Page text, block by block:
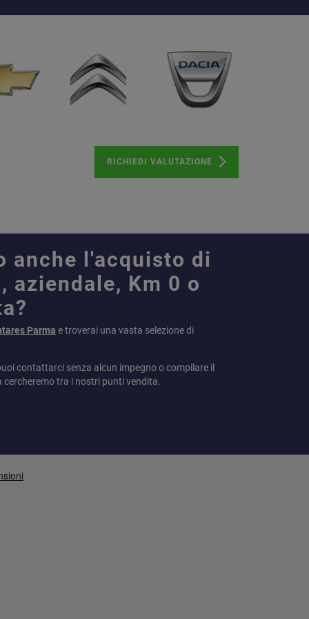
RICHIEDI VALUTAZIONE
anche l'acquisto di
aziendale, Km 0 o
Parma e troverai una vasta selezione di
contattarci senza alcun impegno o compilare il
cercheremo tra i nostri punti vendita.